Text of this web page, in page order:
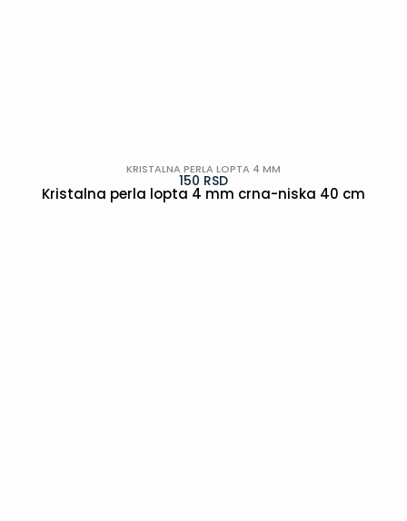
KRISTALNA PERLA LOPTA 4 MM
150 RSD
Kristalna perla lopta 4 mm crna-niska 40 cm